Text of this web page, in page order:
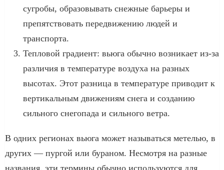
сугробы, образовывать снежные барьеры и
препятствовать передвижению людей и
транспорта.
Тепловой градиент: вьюга обычно возникает из-за
различия в температуре воздуха на разных
высотах. Этот разница в температуре приводит к
вертикальным движениям снега и созданию
сильного снегопада и сильного ветра.
В одних регионах вьюга может называться метелью, в
других — пургой или бураном. Несмотря на разные
названия, эти термины обычно используются для